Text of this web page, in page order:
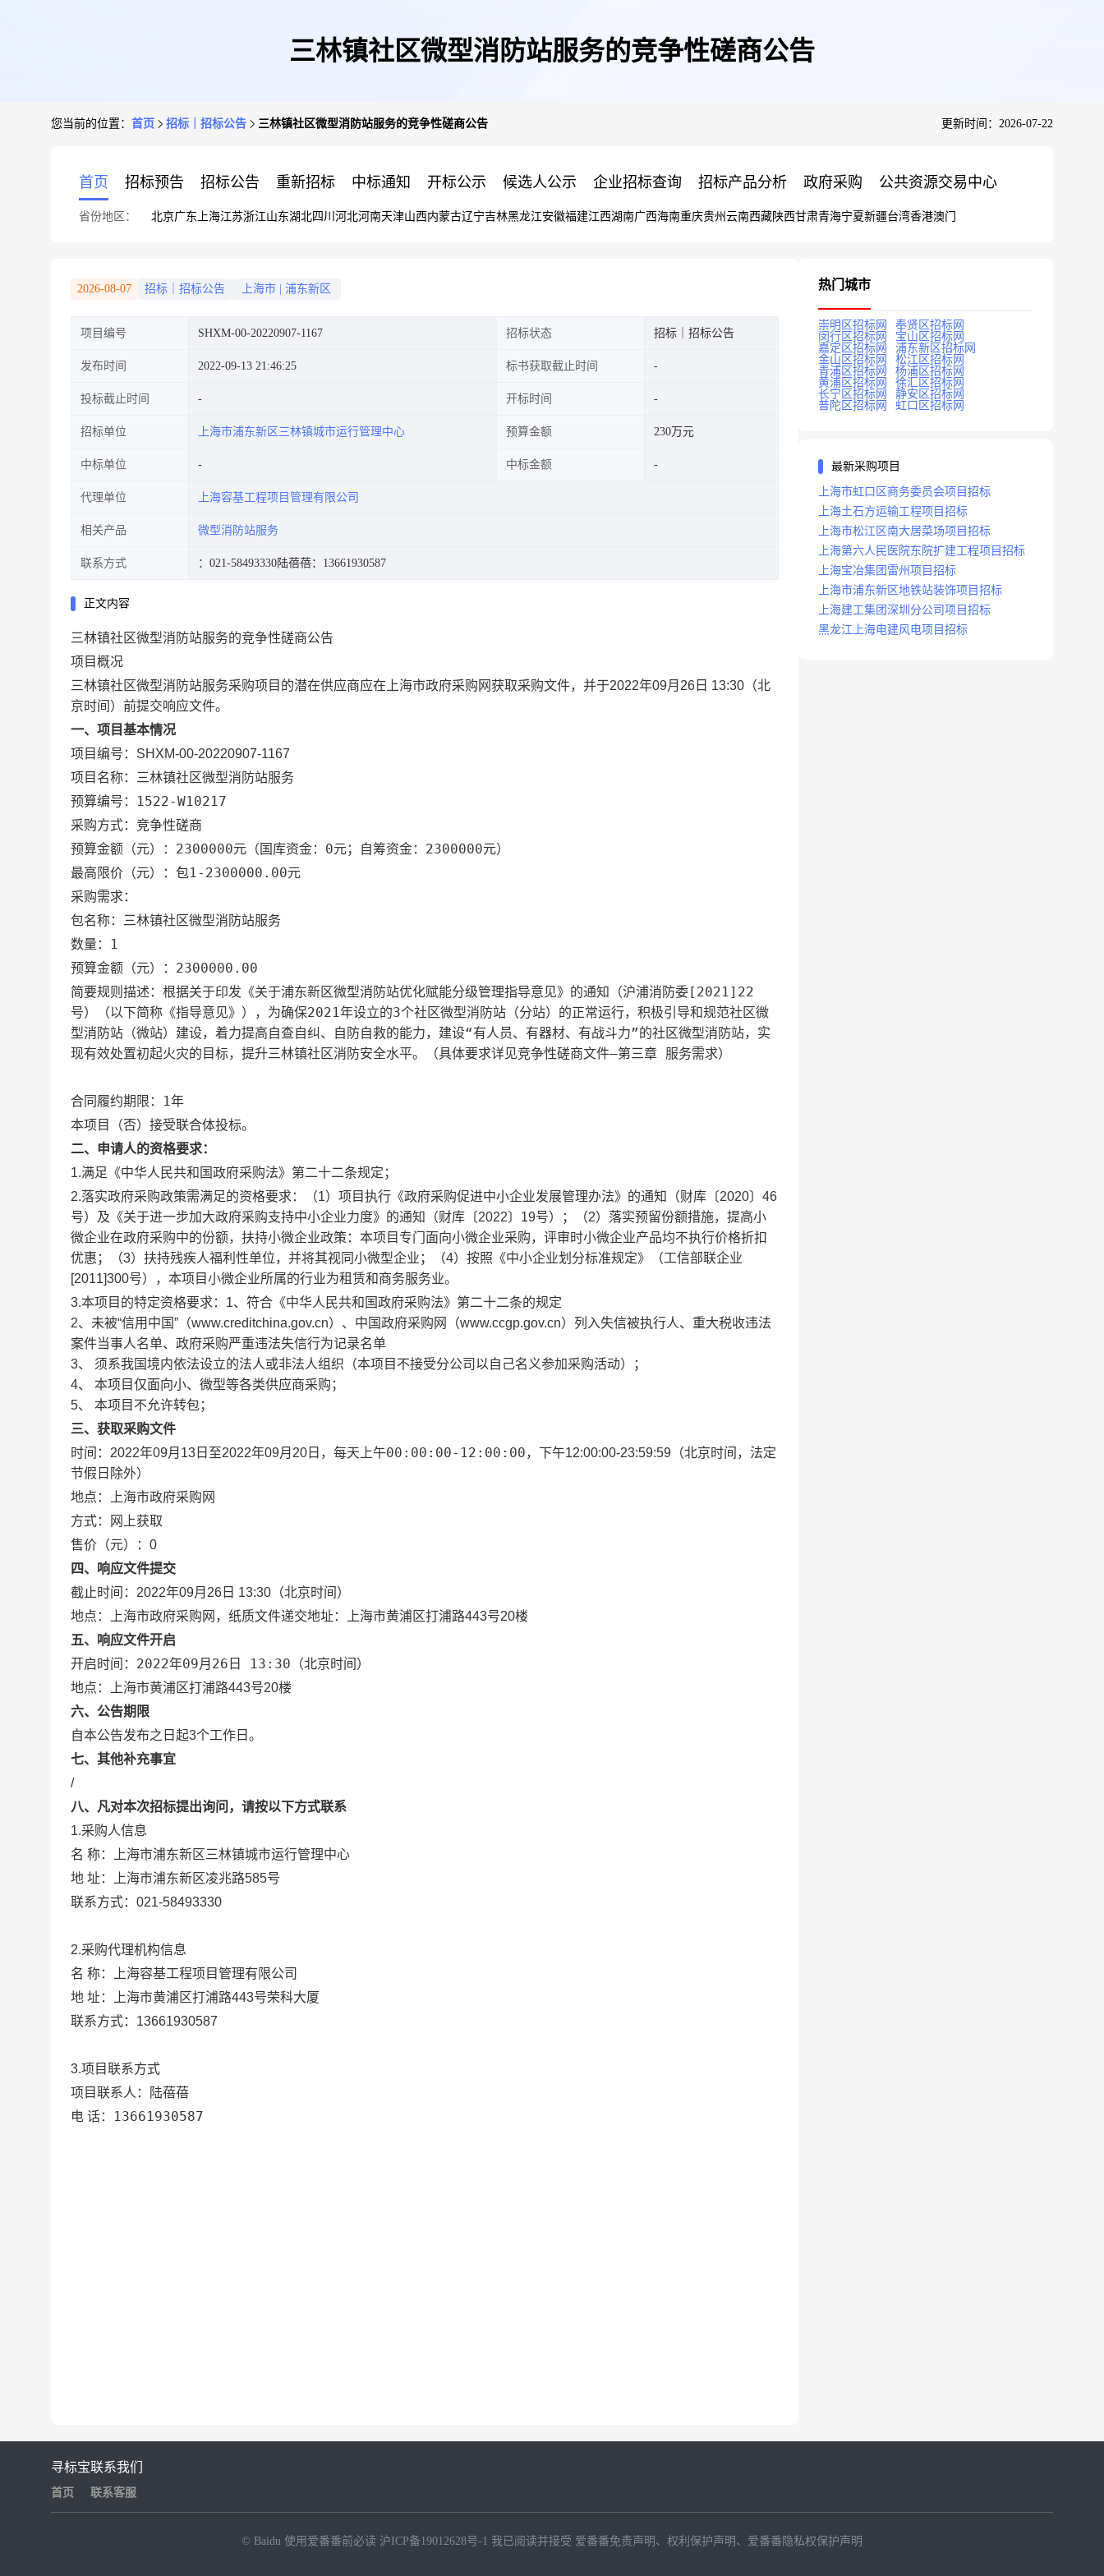
三林镇社区微型消防站服务的竞争性磋商公告
您当前的位置： 首页 招标｜招标公告 三林镇社区微型消防站服务的竞争性磋商公告 更新时间：2026-07-22
首页 招标预告 招标公告 重新招标 中标通知 开标公示 候选人公示 企业招标查询 招标产品分析 政府采购 公共资源交易中心
省份地区： 北京广东 上海江苏浙江山东湖北四川 河北河南天津山西内蒙古辽宁吉林黑龙江安徽福建江西湖南广西海南重庆贵州 云南西藏陕西甘肃青海宁夏新疆台湾香港澳门
2026-08-07 招标｜招标公告 上海市 浦东新区
项目编号 SHXM-00-20220907-1167 招标状态 招标｜招标公告
发布时间 2022-09-13 21:46:25 标书获取截止时间
投标截止时间 开标时间
招标单位 上海市浦东新区三林镇城市运行管理中心 预算金额 230万元
中标单位 中标金额
代理单位 上海容基工程项目管理有限公司
相关产品 微型消防站服务
联系方式 ：021-58493330陆蓓蓓：13661930587
正文内容
三林镇社区微型消防站服务的竞争性磋商公告
项目概况
三林镇社区微型消防站服务采购项目的潜在供应商应在 上海市政府采购网获取采购文件，并于2022年09月26日 13:30 （北
京时间）前提交响应文件。
一、项目基本情况
项目编号： SHXM-00-20220907-1167
项目名称：
三林镇社区微型消防站服务
预算编号：
1522-W10217
采购方式：竞争性磋商
预算金额（元）： 2300000元 （国库资金：0元；自筹资金：2300000元）
最高限价（元）： 包1-2300000.00元
采购需求：
包名称： 三林镇社区微型消防站服务
数量： 1
预算金额（元）： 2300000.00
简要规则描述： 根据关于印发《关于浦东新区微型消防站优化赋能分级管理指导意见》的通知（沪浦消防委[2021]22
号）（以下简称《指导意见》），为确保2021年设立的3个社区微型消防站（分站）的正常运行，积极引导和规范社区微
型消防站（微站）建设，着力提高自查自纠、自防自救的能力，建设“有人员、有器材、有战斗力”的社区微型消防站，实
现有效处置初起火灾的目标，提升三林镇社区消防安全水平。（具体要求详见竞争性磋商文件—第三章 服务需求）
合同履约期限： 1年
本项目（否）接受联合体投标。
二、申请人的资格要求：
1.满足《中华人民共和国政府采购法》第二十二条规定；
2.落实政府采购政策需满足的资格要求：
（1）项目执行《政府采购促进中小企业发展管理办法》的通知（财库〔2020〕46
号）及《关于进一步加大政府采购支持中小企业力度》的通知（财库〔2022〕19号）；（2）落实预留份额措施，提高小
微企业在政府采购中的份额，扶持小微企业政策：本项目专门面向小微企业采购，评审时小微企业产品均不执行价格折扣
优惠；（3）扶持残疾人福利性单位，并将其视同小微型企业；（4）按照《中小企业划分标准规定》（工信部联企业
[2011]300号），本项目小微企业所属的行业为租赁和商务服务业。
3.本项目的特定资格要求： 1、符合《中华人民共和国政府采购法》第二十二条的规定
2、未被“信用中国”（www.creditchina.gov.cn）、中国政府采购网（www.ccgp.gov.cn）列入失信被执行人、重大税收违法
案件当事人名单、政府采购严重违法失信行为记录名单
3、 须系我国境内依法设立的法人或非法人组织（本项目不接受分公司以自己名义参加采购活动）；
4、 本项目仅面向小、微型等各类供应商采购；
5、 本项目不允许转包；
三、获取采购文件
时间： 2022年09月13日 至2022年09月20日 ，每天上午00:00:00-12:00:00，下午12:00:00-23:59:59 （北京时间，法定
节假日除外）
地点：
上海市政府采购网
方式：
网上获取
售价（元）： 0
四、响应文件提交
截止时间： 2022年09月26日 13:30 （北京时间）
地点：
上海市政府采购网，纸质文件递交地址：上海市黄浦区打浦路443号20楼
五、响应文件开启
开启时间： 2022年09月26日 13:30 （北京时间）
地点：
上海市黄浦区打浦路443号20楼
六、公告期限
自本公告发布之日起3个工作日。
七、其他补充事宜
/
八、凡对本次招标提出询问，请按以下方式联系
1.采购人信息
名 称： 上海市浦东新区三林镇城市运行管理中心
地 址：
上海市浦东新区凌兆路585号
联系方式： 021-58493330
2.采购代理机构信息
名 称：
上海容基工程项目管理有限公司
地 址：
上海市黄浦区打浦路443号荣科大厦
联系方式： 13661930587
3.项目联系方式
项目联系人：
陆蓓蓓
电 话： 13661930587
热门城市
崇明区招标网
奉贤区招标网
闵行区招标网
宝山区招标网
嘉定区招标网
浦东新区招标网
金山区招标网
松江区招标网
青浦区招标网
杨浦区招标网
黄浦区招标网
徐汇区招标网
长宁区招标网
静安区招标网
普陀区招标网
虹口区招标网
最新采购项目
上海市虹口区商务委员会项目招标
上海土石方运输工程项目招标
上海市松江区南大居菜场项目招标
上海第六人民医院东院扩建工程项目招标
上海宝冶集团雷州项目招标
上海市浦东新区地铁站装饰项目招标
上海建工集团深圳分公司项目招标
黑龙江上海电建风电项目招标
寻标宝
首页
联系我们
联系客服
© Baidu 使用爱番番前必读 沪ICP备19012628号-1 我已阅读并接受 爱番番免责声明 、 权利保护声明 、 爱番番隐私权保护声明